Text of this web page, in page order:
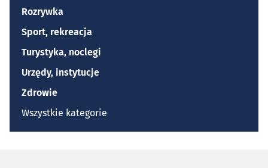
Rozrywka
Sport, rekreacja
Turystyka, noclegi
Urzędy, instytucje
Zdrowie
Wszystkie kategorie